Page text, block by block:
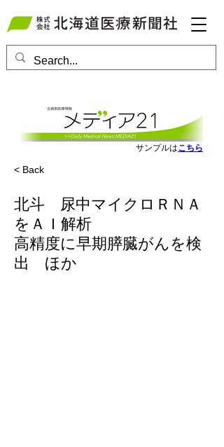
サンプルはこちら
< Back
北斗 尿中マイクロＲＮＡ
をＡＩ解析
高精度に早期膵臓がんを検
出 ほか